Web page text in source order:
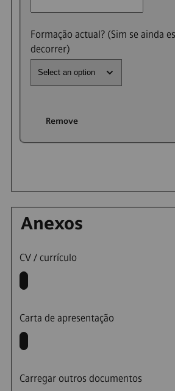
Formação actual? (Sim se ainda
decorrer)
Remove
Anexos
CV / currículo
Carta de apresentação
Carregar outros documentos